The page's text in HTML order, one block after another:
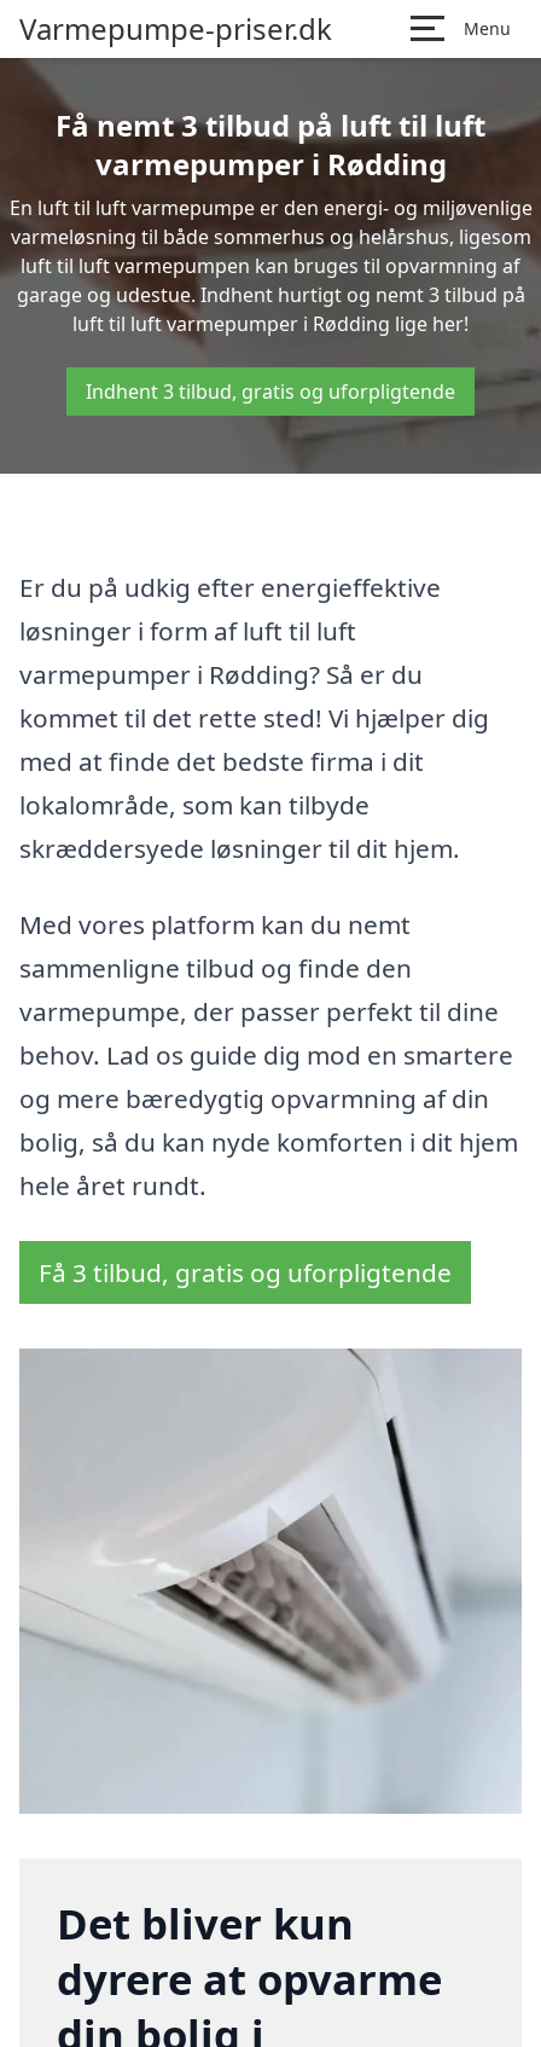
Varmepumpe-priser.dk Menu
Få nemt 3 tilbud på luft til luft
varmepumper i Rødding
En luft til luft varmepumpe er den energi- og miljøvenlige
varmeløsning til både sommerhus og helårshus, ligesom
luft til luft varmepumpen kan bruges til opvarmning af
garage og udestue. Indhent hurtigt og nemt 3 tilbud på
luft til luft varmepumper i Rødding lige her!
Indhent 3 tilbud, gratis og uforpligtende
Er du på udkig efter energieffektive
løsninger i form af luft til luft
varmepumper i Rødding? Så er du
kommet til det rette sted! Vi hjælper dig
med at finde det bedste firma i dit
lokalområde, som kan tilbyde
skræddersyede løsninger til dit hjem.
Med vores platform kan du nemt
sammenligne tilbud og finde den
varmepumpe, der passer perfekt til dine
behov. Lad os guide dig mod en smartere
og mere bæredygtig opvarmning af din
bolig, så du kan nyde komforten i dit hjem
hele året rundt.
Få 3 tilbud, gratis og uforpligtende
Det bliver kun
dyrere at opvarme
din bolig i